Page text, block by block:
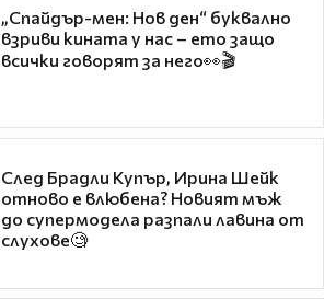
„Спайдър-мен: Нов ден“ буквално
взриви кината у нас – ето защо
всички говорят за него👀🎬
След Брадли Купър, Ирина Шейк
отново е влюбена? Новият мъж
до супермодела разпали лавина от
слухове🧐